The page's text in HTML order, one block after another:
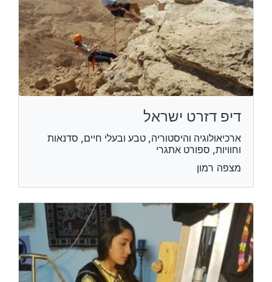
דיפ דזרט ישראל
ארכיאולוגיה והיסטוריה, טבע ובעלי חיים, סדנאות
וחוויות, ספורט אתגרי
מצפה רמון